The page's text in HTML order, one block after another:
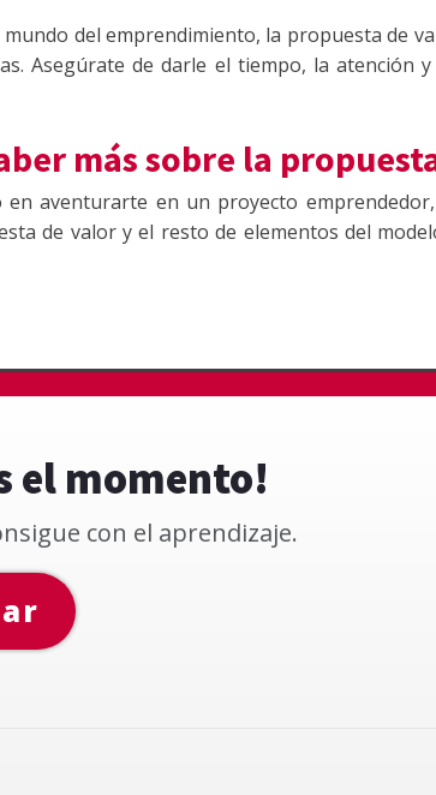
del emprendimiento, la propuesta de
Asegúrate de darle el tiempo, la atención y
más sobre la
en aventurarte en un proyecto
de valor y el resto de elementos del
el momento!
con el aprendizaje.